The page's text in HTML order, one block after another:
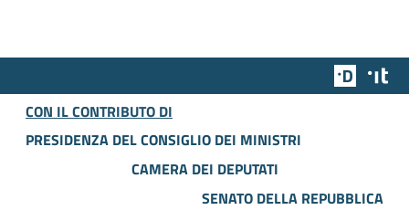
Team
CON IL CONTRIBUTO DI
PRESIDENZA DEL CONSIGLIO DEI MINISTRI
CAMERA DEI DEPUTATI
SENATO DELLA REPUBBLICA